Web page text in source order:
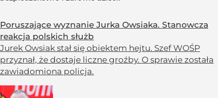
Poruszające wyznanie Jurka Owsiaka. Stanowcza
reakcja polskich służb
Jurek Owsiak stał się obiektem hejtu. Szef WOŚP
przyznał, że dostaje liczne groźby. O sprawie została
zawiadomiona policja.